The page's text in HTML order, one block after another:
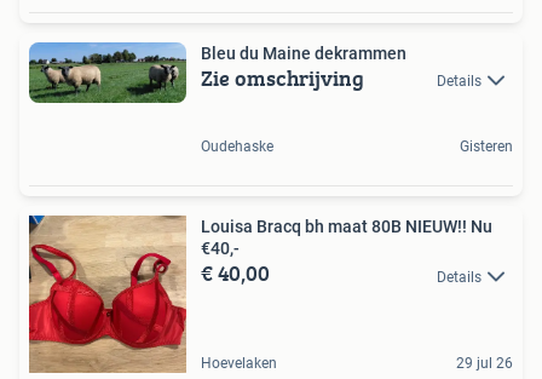
Bleu du Maine dekrammen
Zie omschrijving Details
Oudehaske Gisteren
Louisa Bracq bh maat 80B NIEUW!! Nu
€40,-
€ 40,00 Details
Hoevelaken 29 jul 26